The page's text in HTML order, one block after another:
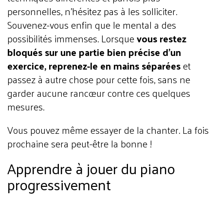
personnelles, n’hésitez pas à les solliciter.
Souvenez-vous enfin que le mental a des
possibilités immenses. Lorsquevous restez
bloqués sur une partie bien précise d’un
exercice, reprenez-le en mains séparéeset
passez à autre chose pour cette fois, sans ne
garder aucune rancœur contre ces quelques
mesures.
Vous pouvez même essayer de la chanter. La fois
prochaine sera peut-être la bonne !
Apprendre à jouer du piano
progressivement